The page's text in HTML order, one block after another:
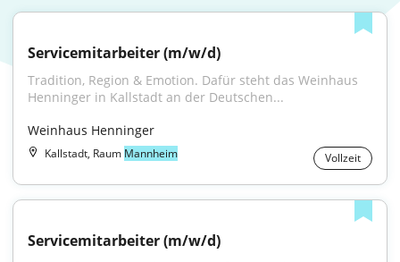
Servicemitarbeiter (m/w/d)
Tradition, Region & Emotion. Dafür steht das Weinhaus
Henninger in Kallstadt an der Deutschen...
Weinhaus Henninger
Kallstadt, Raum Mannheim Vollzeit
Servicemitarbeiter (m/w/d)